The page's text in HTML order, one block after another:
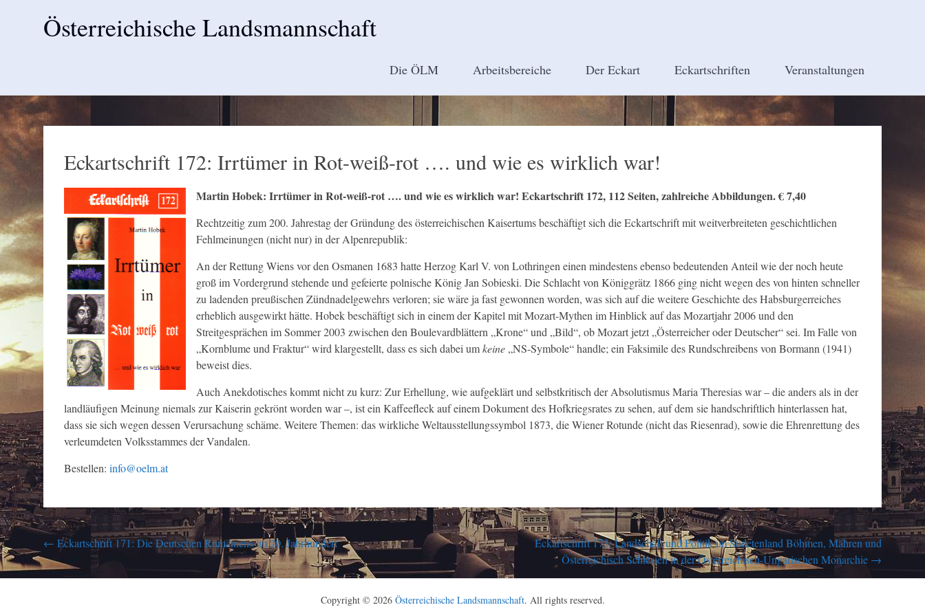
Skip
to
content
Österreichische Landsmannschaft
Die ÖLM Arbeitsbereiche Der Eckart Eckartschriften Veranstaltungen
Eckartschrift 172: Irrtümer in Rot-weiß-rot …. und wie es wirklich war!
Martin Hobek: Irrtümer in Rot-weiß-rot …. und wie es wirklich war! Eckartschrift 172, 112 Seiten, zahlreiche Abbildungen. € 7,40
Rechtzeitig zum 200. Jahrestag der Gründung des österreichischen Kaisertums beschäftigt sich die Eckartschrift mit weitverbreiteten geschichtlichen
Fehlmeinungen (nicht nur) in der Alpenrepublik:
An der Rettung Wiens vor den Osmanen 1683 hatte Herzog Karl V. von Lothringen einen mindestens ebenso bedeutenden Anteil wie der noch heute
groß im Vordergrund stehende und gefeierte polnische König Jan Sobieski. Die Schlacht von Königgrätz 1866 ging nicht wegen des von hinten schneller
zu ladenden preußischen Zündnadelgewehrs verloren; sie wäre ja fast gewonnen worden, was sich auf die weitere Geschichte des Habsburgerreiches
erheblich ausgewirkt hätte. Hobek beschäftigt sich in einem der Kapitel mit Mozart-Mythen im Hinblick auf das Mozartjahr 2006 und den
Streitgesprächen im Sommer 2003 zwischen den Boulevardblättern „Krone“ und „Bild“, ob Mozart jetzt „Österreicher oder Deutscher“ sei. Im Falle von
„Kornblume und Fraktur“ wird klargestellt, dass es sich dabei umkeine „NS-Symbole“ handle; ein Faksimile des Rundschreibens von Bormann (1941)
beweist dies.
Auch Anekdotisches kommt nicht zu kurz: Zur Erhellung, wie aufgeklärt und selbstkritisch der Absolutismus Maria Theresias war – die anders als in der
landläufigen Meinung niemals zur Kaiserin gekrönt worden war –, ist ein Kaffeefleck auf einem Dokument des Hofkriegsrates zu sehen, auf dem sie handschriftlich hinterlassen hat,
dass sie sich wegen dessen Verursachung schäme. Weitere Themen: das wirkliche Weltausstellungssymbol 1873, die Wiener Rotunde (nicht das Riesenrad), sowie die Ehrenrettung des
verleumdeten Volksstammes der Vandalen.
Bestellen: info@oelm.at
Post
navigation
← Eckartschrift 171: Die Deutschen Rumäniens im 20. Jahrhundert
Eckartschrift 173: Landschaft und Politik im Sudetenland Böhmen, Mähren und
Österreichisch Schlesien in der Österreichisch-Ungarischen Monarchie →
Copyright © 2026 Österreichische Landsmannschaft. All rights reserved.